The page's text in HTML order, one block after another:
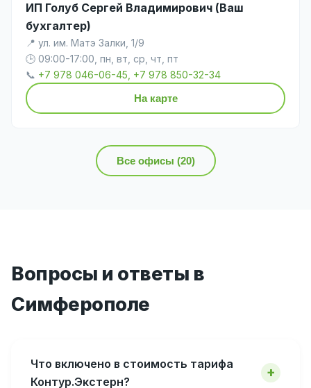
ИП Голуб Сергей Владимирович (Ваш
бухгалтер)
📍 ул. им. Матэ Залки, 1/9
🕒 09:00-17:00, пн, вт, ср, чт, пт
📞 +7 978 046-06-45, +7 978 850-32-34
На карте
Все офисы (20)
Вопросы и ответы в
Симферополе
Что включено в стоимость тарифа
Контур.Экстерн?